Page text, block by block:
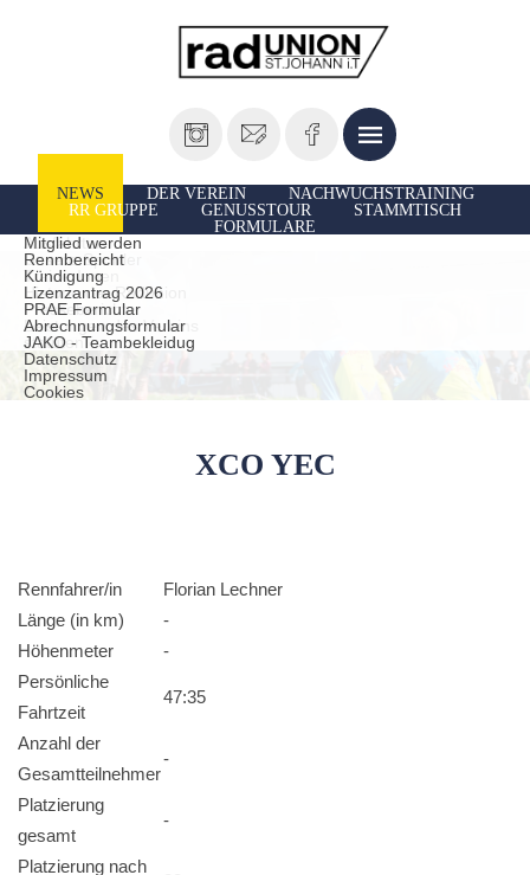
NEWS DER VEREIN
Vorstand
Unsere Sportler
TrainerInnen
Historie der Radunion
Presseberichte
Leistungen des Vereins
statuten
Datenschutz
Impressum
Cookies
NACHWUCHSTRAINING
RR GRUPPE
Ausfahrten
GENUSSTOUR
STAMMTISCH
FORMULARE
Mitglied werden
Rennbereicht
Kündigung
Lizenzantrag 2026
PRAE Formular
Abrechnungsformular
JAKO - Teambekleidug
XCO YEC
Rennfahrer/in
Florian Lechner
Länge (in km)
-
Höhenmeter
-
Persönliche
Fahrtzeit
47:35
Anzahl der
Gesamtteilnehmer
-
Platzierung
gesamt
-
Platzierung nach